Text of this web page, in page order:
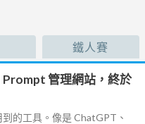
鐵人賽
Prompt 管理網站，終於
的工具。像是 ChatGPT、